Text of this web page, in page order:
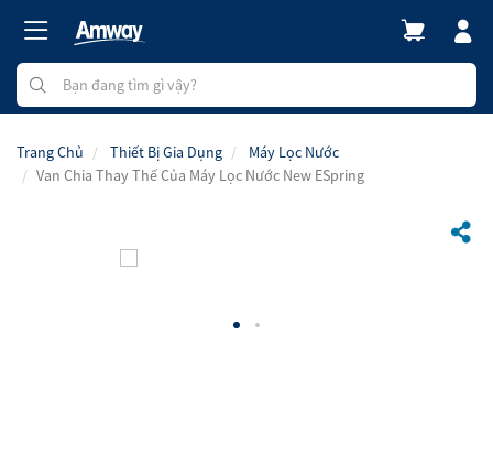
Trang Chủ Thiết Bị Gia Dụng
Máy Lọc Nước
Van Chia Thay Thế Của Máy Lọc Nước New ESpring